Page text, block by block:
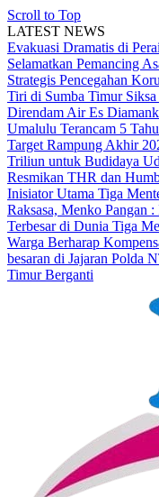
Scroll to Top
LATEST NEWS
Evakuasi Dramatis di
Selamatkan Pemancing
Strategis Pencegahan
Tiri di Sumba Timur
Direndam Air Es
Umalulu Terancam 5
Target Rampung Akhir
Triliun untuk Budidaya
Resmikan THR dan
Inisiator Utama Tiga
Raksasa, Menko Pangan
Terbesar di Dunia Tiga
Warga Berharap
besaran di Jajaran Polda
Timur Berganti